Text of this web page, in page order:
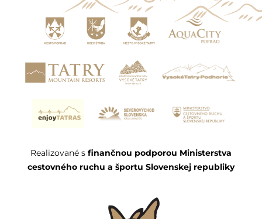
Realizované s finančnou podporou Ministerstva
cestovného ruchu a športu Slovenskej republiky